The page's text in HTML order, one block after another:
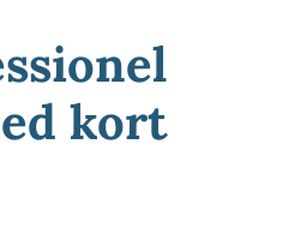
kort